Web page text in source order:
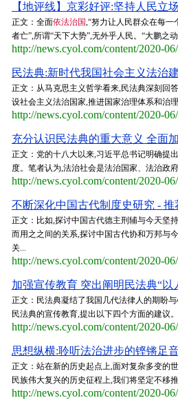
【地评线】京彩好评:坚持人民立
正文：全面依法治国,“努力让人民群众在每
者亡”,所谓“天下大势”,无外乎人民。“大鹏之
http://news.cyol.com/content/2020-
民法典:新时代我国社会主义法治
正文：从马克思主义哲学看来,民法典深刻回
设社会主义法治国家,推进国家治理体系和
http://news.cyol.com/content/2020-
充分认识民法典的重大意义 全面
正文：党的十八大以来,习近平总书记明确提
度。笔者认为,法治社会是法治国家、法治政
http://news.cyol.com/content/2020-
不断深化中国古代制度史研究 - 推
正文：比如,探讨中国古代德主刑辅与今天坚持
而用之之间的关系,探讨中国古代协和万邦与
关...
http://news.cyol.com/content/2020-
加强宣传教育 突出阐明民法典“
正文：民法典凝结了我国几代法律人的期盼
民法典的宣传教育,提出以下四个方面的建议
http://news.cyol.com/content/2020-
思想纵横:聆听法治进步的铿锵足
正文：站在新的历史起点上,面对复杂多变的
民族伟大复兴的历史征程上,我们将坚定不移
http://news.cyol.com/content/2020-